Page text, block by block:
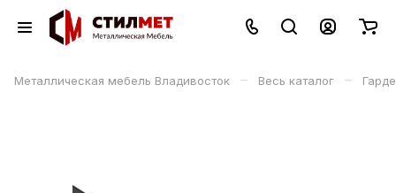
Металлическая мебель Владивосток – Весь каталог –